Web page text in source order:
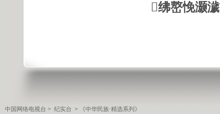
绋嶅悗灏
中国网络电视台 > 纪实台 > 《中华民族·精选系列》